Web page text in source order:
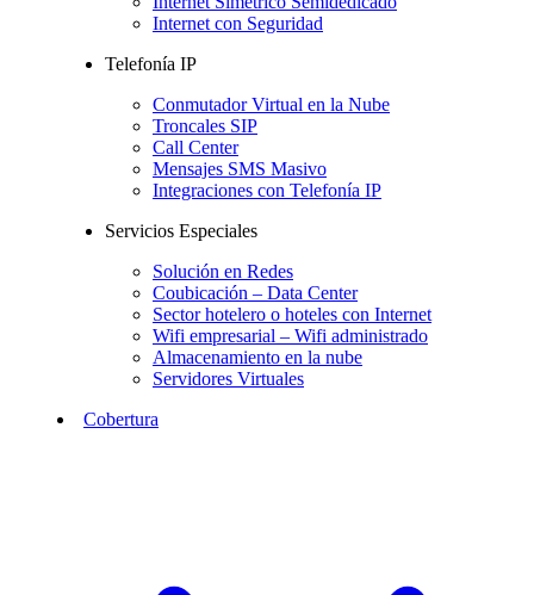
Internet con Seguridad
Telefonía IP
Conmutador Virtual en la Nube
Troncales SIP
Call Center
Mensajes SMS Masivo
Integraciones con Telefonía IP
Servicios Especiales
Solución en Redes
Coubicación – Data Center
Sector hotelero o hoteles con Internet
Wifi empresarial – Wifi administrado
Almacenamiento en la nube
Servidores Virtuales
Cobertura